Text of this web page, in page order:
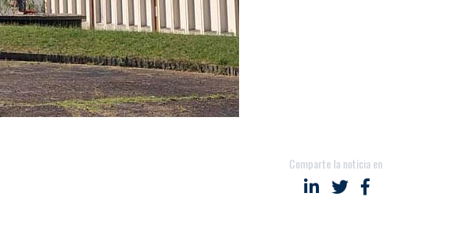
Comparte la noticia en
Compartir en LinkedIn
Compartir en Twitter
Compartir en